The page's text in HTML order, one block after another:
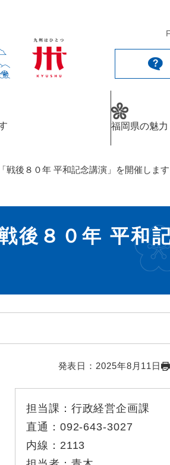
福岡県の魅力
戦後８０年 平和記念講演」を開催します
後８０年 平和
発表日： 2025年8月11日
担当課： 行政経営企画課
直通： 092-643-3027
内線： 2113